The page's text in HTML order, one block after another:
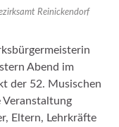
Reinickendorf
Abend im
der 52. Musischen
Veranstaltung
Eltern, Lehrkräfte